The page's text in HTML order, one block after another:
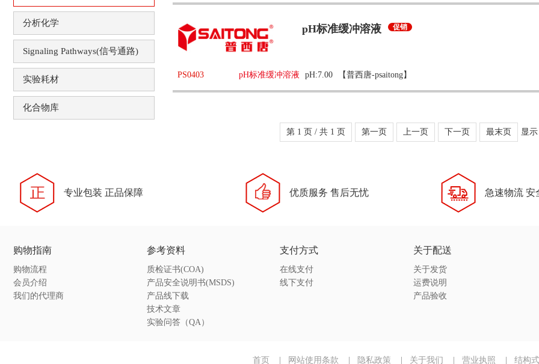
分析化学
Signaling Pathways(信号通路)
实验耗材
化合物库
pH标准缓冲溶液 促销
PS0403 pH标准缓冲溶液 pH:7.00 【普西唐-psaitong】
第 1 页 / 共 1 页 第一页 上一页 下一页 最末页 显示
专业包装 正品保障 优质服务 售后无忧 急速物流 安
购物指南
购物流程
会员介绍
我们的代理商
参考资料
质检证书(COA)
产品安全说明书(MSDS)
产品线下载
技术文章
实验问答（QA）
支付方式
在线支付
线下支付
关于配送
关于发货
运费说明
产品验收
首页 网站使用条款 隐私政策 关于我们 营业执照 结构